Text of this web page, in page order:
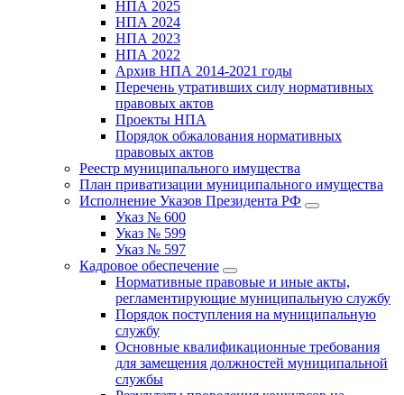
НПА 2025
НПА 2024
НПА 2023
НПА 2022
Архив НПА 2014-2021 годы
Перечень утративших силу нормативных
правовых актов
Проекты НПА
Порядок обжалования нормативных
правовых актов
Реестр муниципального имущества
План приватизации муниципального имущества
Исполнение Указов Президента РФ
Указ № 600
Указ № 599
Указ № 597
Кадровое обеспечение
Нормативные правовые и иные акты,
регламентирующие муниципальную службу
Порядок поступления на муниципальную
службу
Основные квалификационные требования
для замещения должностей муниципальной
службы